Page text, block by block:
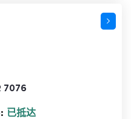
7076
已抵达